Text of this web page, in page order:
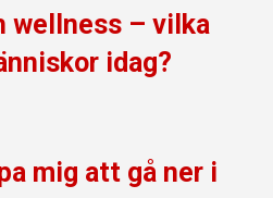
wellness – vilka
idag?
mig att gå ner i